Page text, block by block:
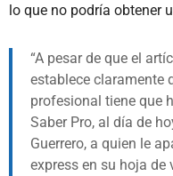
lo que no podría obtener
A pesar de que el
establece claramente
profesional tiene que
Saber Pro, al día de
Guerrero, a quien le
express en su hoja